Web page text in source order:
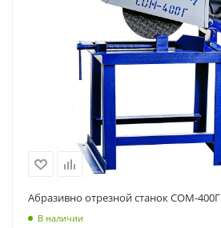
Абразивно отрезной станок СОМ-400Г
В наличии